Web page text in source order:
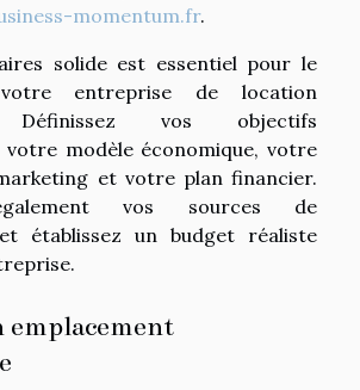
momentum.fr.
solide est essentiel pour le
entreprise de location
Définissez vos objectifs
votre modèle économique, votre
et votre plan financier.
vos sources de
établissez un budget réaliste